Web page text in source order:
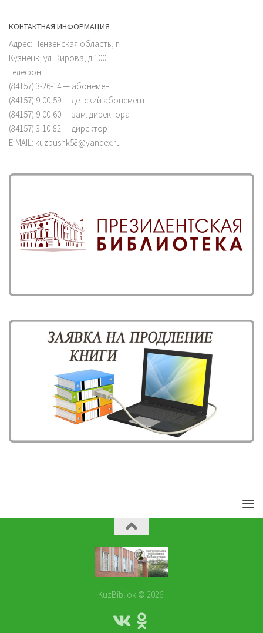
КОНТАКТНАЯ ИНФОРМАЦИЯ
Адрес: Пензенская область, г.
Кузнецк, ул. Кирова, д.100
Телефон:
(84157) 3-26-14 — абонемент
(84157) 9-00-59 — детский абонемент
(84157) 9-00-60 — зам. директора
(84157) 3-10-82 — директор
E-MAIL: kuzpushk58@yandex.ru
KuzBibliok © 2026.